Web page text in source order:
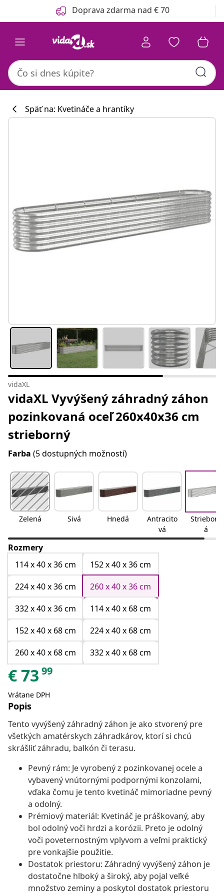
Predchádzajúce Doprava zdarma nad € 70
Späť na: Kvetináče a hrantíky
vidaXL
vidaXL Vyvýšený záhradný záhon
pozinkovaná oceľ 260x40x36 cm
strieborný
Farba (5 dostupných možností)
Zelená Sivá Hnedá
Antracito
vá
Strieborn
á
Rozmery
114 x 40 x 36 cm
152 x 40 x 36 cm
224 x 40 x 36 cm
260 x 40 x 36 cm
332 x 40 x 36 cm
114 x 40 x 68 cm
152 x 40 x 68 cm
224 x 40 x 68 cm
260 x 40 x 68 cm
332 x 40 x 68 cm
€73 99
Vrátane DPH
Popis
Tento vyvýšený záhradný záhon je ako stvorený pre
všetkých amatérskych záhradkárov, ktorí si chcú
skrášliť záhradu, balkón či terasu.
Pevný rám: Je vyrobený z pozinkovanej ocele a
vybavený vnútornými podpornými konzolami,
vďaka čomu je tento kvetináč mimoriadne pevný
a odolný.
Prémiový materiál: Kvetináč je práškovaný, aby
bol odolný voči hrdzi a korózii. Preto je odolný
voči poveternostným vplyvom a veľmi praktický
pre vonkajšie použitie.
Dostatok priestoru: Záhradný vyvýšený záhon je
dostatočne hlboký a široký, aby pojal veľké
množstvo zeminy a poskytol dostatok priestoru